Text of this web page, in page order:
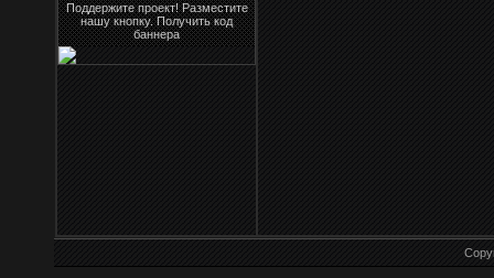
Поддержите проект! Разместите
нашу кнопку. Получить код
баннера